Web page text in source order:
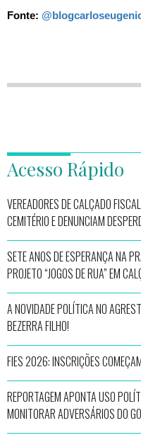
Fonte:
Acesso Rápido
VEREADORES DE CALÇADO
CEMITÉRIO E DENUNCIAM
SETE ANOS DE ESPERANÇA NA
PROJETO “JOGOS DE RUA” EM
A NOVIDADE POLÍTICA NO
BEZERRA FILHO!
FIES 2026: INSCRIÇÕES
REPORTAGEM APONTA USO
MONITORAR ADVERSÁRIOS DO